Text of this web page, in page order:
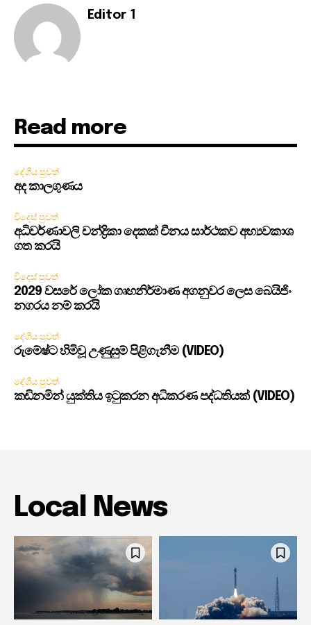
Editor 1
Read more
දේශීය පුවත්
අද කාලගුණය
විදෙස් පුවත්
අධිවර්ණාවලි චන්ද්‍රිකා දෙකක් චීනය සාර්ථකව අභ්‍යවකාශ
ගත කරයි
විදෙස් පුවත්
2029 වසරේ ලෝක ගෘහනිර්මාණ අගනුවර ලෙස බෙයිජිං
නගරය නම් කරයි
දේශීය පුවත්
රුමේෂ්ට හිමිවූ උණුසුම් පිළිගැනීම (VIDEO)
දේශීය පුවත්
කඩිනමින් යුක්තිය ඉටුකරන අධිකරණ පද්ධතියක් (VIDEO)
Local News